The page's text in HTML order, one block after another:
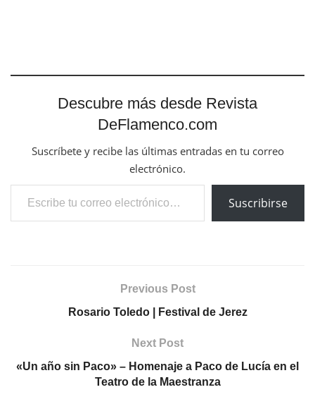
Descubre más desde Revista
DeFlamenco.com
Suscríbete y recibe las últimas entradas en tu correo
electrónico.
Escribe tu correo electrónico…
Suscribirse
Previous Post
Rosario Toledo | Festival de Jerez
Next Post
«Un año sin Paco» – Homenaje a Paco de Lucía en el
Teatro de la Maestranza